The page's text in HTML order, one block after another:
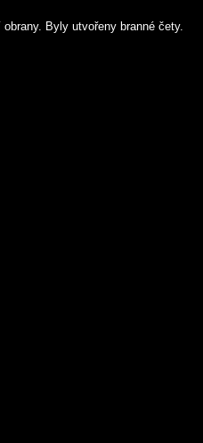
Byly utvořeny branné čety.